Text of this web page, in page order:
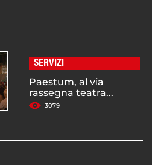
SERVIZI
Paestum, al via
rassegna teatra...
3079